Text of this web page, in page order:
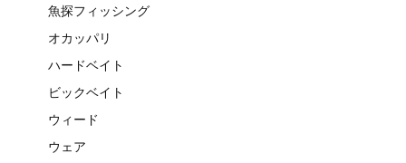
魚探フィッシング
オカッパリ
ハードベイト
ビックベイト
ウィード
ウェア